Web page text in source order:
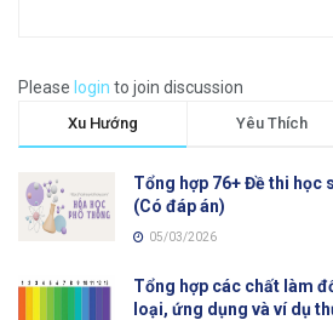
Please login to join discussion
Xu Hướng Yêu Thích
Tổng hợp 76+ Đề thi học
(Có đáp án)
05/03/2026
Tổng hợp các chất làm
loại, ứng dụng và ví dụ